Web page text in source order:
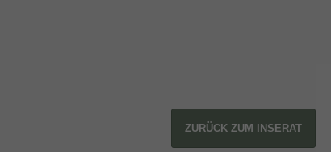
ZURÜCK ZUM INSERAT